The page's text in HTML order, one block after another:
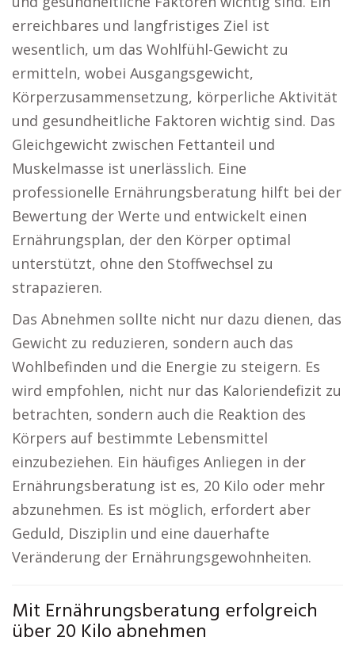
erreichbares und langfristiges Ziel ist
wesentlich, um das Wohlfühl-Gewicht zu
ermitteln, wobei Ausgangsgewicht,
Körperzusammensetzung, körperliche Aktivität
und gesundheitliche Faktoren wichtig sind. Das
Gleichgewicht zwischen Fettanteil und
Muskelmasse ist unerlässlich. Eine
professionelle Ernährungsberatung hilft bei der
Bewertung der Werte und entwickelt einen
Ernährungsplan, der den Körper optimal
unterstützt, ohne den Stoffwechsel zu
strapazieren.
Das Abnehmen sollte nicht nur dazu dienen, das
Gewicht zu reduzieren, sondern auch das
Wohlbefinden und die Energie zu steigern. Es
wird empfohlen, nicht nur das Kaloriendefizit zu
betrachten, sondern auch die Reaktion des
Körpers auf bestimmte Lebensmittel
einzubeziehen. Ein häufiges Anliegen in der
Ernährungsberatung ist es, 20 Kilo oder mehr
abzunehmen. Es ist möglich, erfordert aber
Geduld, Disziplin und eine dauerhafte
Veränderung der Ernährungsgewohnheiten.
Mit Ernährungsberatung erfolgreich
über 20 Kilo abnehmen